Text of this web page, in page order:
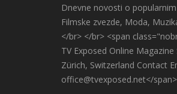
Dnevne novosti o
Filmske zvezde, Moda,
</br> </br> <span
TV Exposed Online
Zürich, Switzerland Contact
office@tvexposed.net</span>